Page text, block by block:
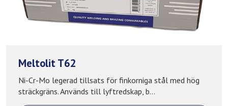
Meltolit T62
Ni-Cr-Mo legerad tillsats för finkorniga stål med hög
sträckgräns. Används till lyftredskap, b...